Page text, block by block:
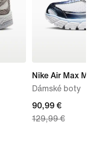
Nike Air Max
Dámské boty
current
price
90,99 €
129,99 €